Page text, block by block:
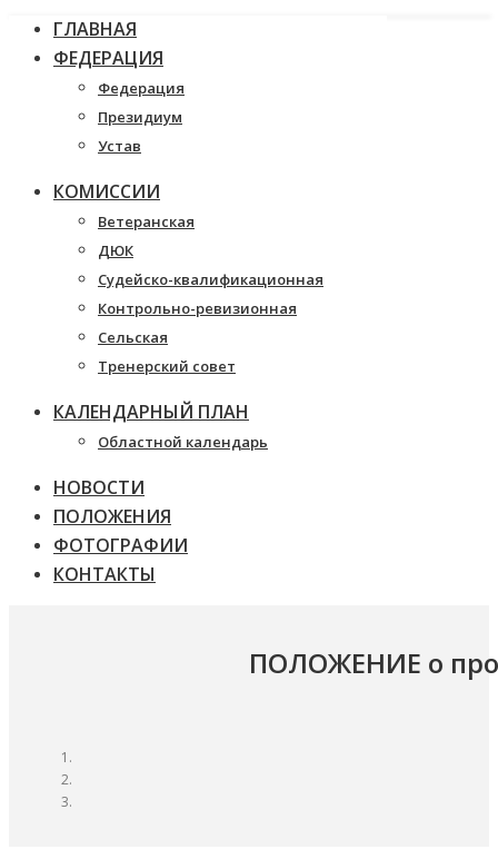
ГЛАВНАЯ
ФЕДЕРАЦИЯ
Федерация
Президиум
Устав
КОМИССИИ
Ветеранская
ДЮК
Судейско-квалификационная
Контрольно-ревизионная
Сельская
Тренерский совет
КАЛЕНДАРНЫЙ ПЛАН
Областной календарь
НОВОСТИ
ПОЛОЖЕНИЯ
ФОТОГРАФИИ
КОНТАКТЫ
ПОЛОЖЕНИЕ о